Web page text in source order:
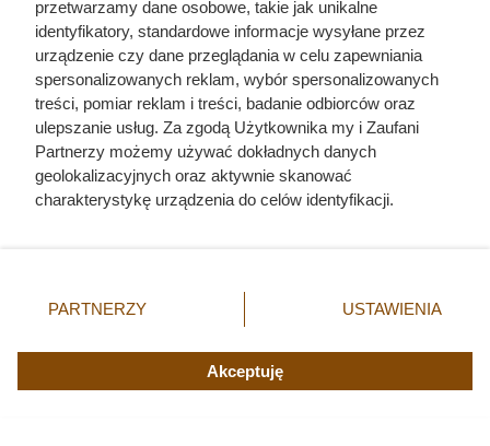
Czytaj także:
Córki Młynarskiego przerwały milczenie. „Żyliśmy
majątek i osiągnięcia przyprawiają o zawrót głowy
Herodot pisał o tym z przerażeniem. Każda
kobieta musiała zrobić to chociaż raz w życiu
przetwarzamy dane osobowe, takie jak unikalne
identyfikatory, standardowe informacje wysyłane przez
urządzenie czy dane przeglądania w celu zapewniania
spersonalizowanych reklam, wybór spersonalizowanych
treści, pomiar reklam i treści, badanie odbiorców oraz
ulepszanie usług. Za zgodą Użytkownika my i Zaufani
Partnerzy możemy używać dokładnych danych
geolokalizacyjnych oraz aktywnie skanować
charakterystykę urządzenia do celów identyfikacji.
zmienić/wycofać klikając przycisk ustawień prywatności
znajdujący się w lewym dolnym rogu strony. Niektóre
użytkownika, ale masz prawo sprzeciwić się takiemu
przetwarzaniu. Preferencje będą miały zastosowania tylko
PARTNERZY USTAWIENIA
Akceptuję